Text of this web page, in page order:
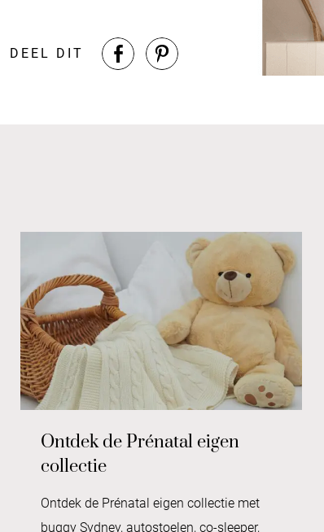
DEEL DIT
Ontdek de Prénatal eigen
collectie
Ontdek de Prénatal eigen collectie met
buggy Sydney, autostoelen, co-sleeper,